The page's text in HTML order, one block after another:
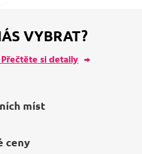
VYBRAT?
si detaily
míst
ceny